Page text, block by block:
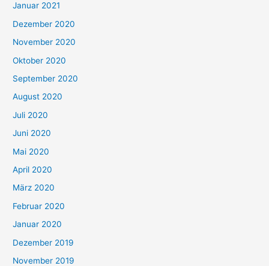
Januar 2021
Dezember 2020
November 2020
Oktober 2020
September 2020
August 2020
Juli 2020
Juni 2020
Mai 2020
April 2020
März 2020
Februar 2020
Januar 2020
Dezember 2019
November 2019